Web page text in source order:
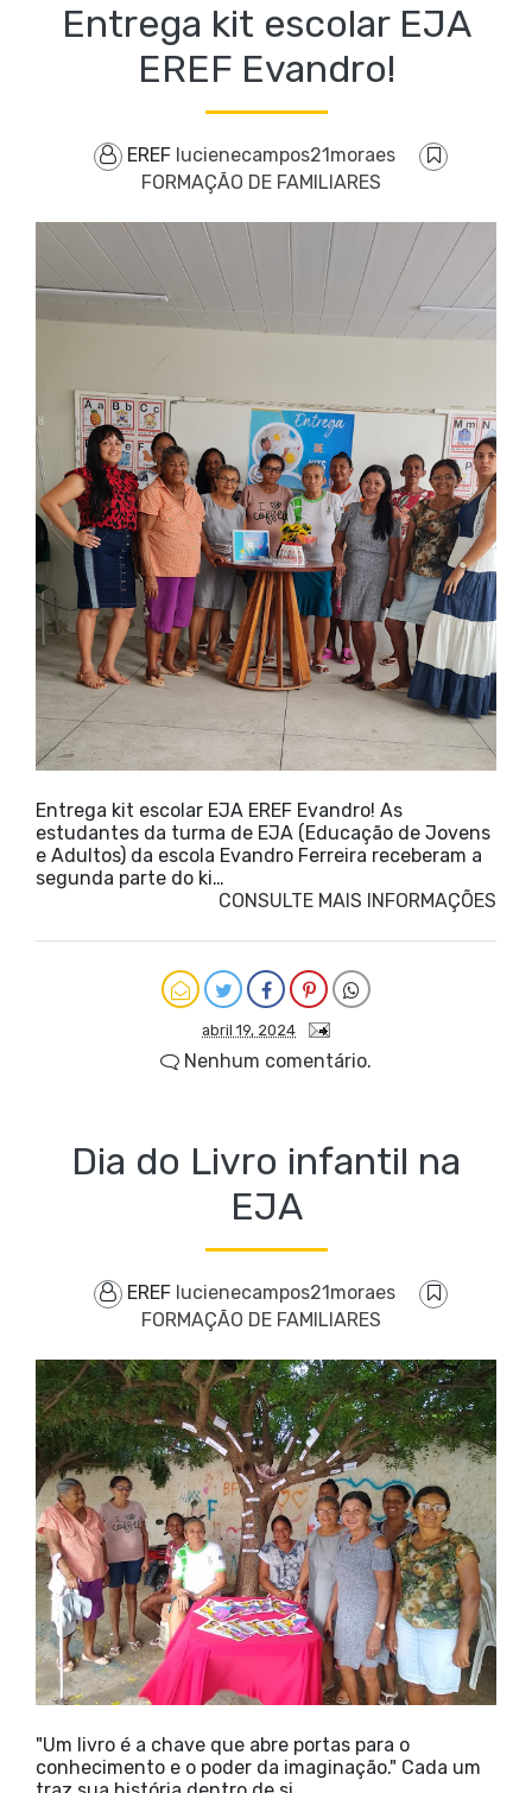
Entrega kit escolar EJA
EREF Evandro!
EREF lucienecampos21moraes
FORMAÇÃO DE FAMILIARES
Entrega kit escolar EJA EREF Evandro! As
estudantes da turma de EJA (Educação de Jovens
e Adultos) da escola Evandro Ferreira receberam a
segunda parte do ki…
CONSULTE MAIS INFORMAÇÕES
abril 19, 2024
Nenhum comentário.
Dia do Livro infantil na
EJA
EREF lucienecampos21moraes
FORMAÇÃO DE FAMILIARES
"Um livro é a chave que abre portas para o
conhecimento e o poder da imaginação." Cada um